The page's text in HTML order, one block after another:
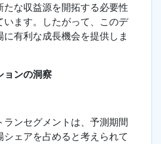
たな収益源を開拓する必要性
います。したがって、このデ
に有利な成長機会を提供しま
ョンの洞察
ランセグメントは、予測期間
シェアを占めると考えられて